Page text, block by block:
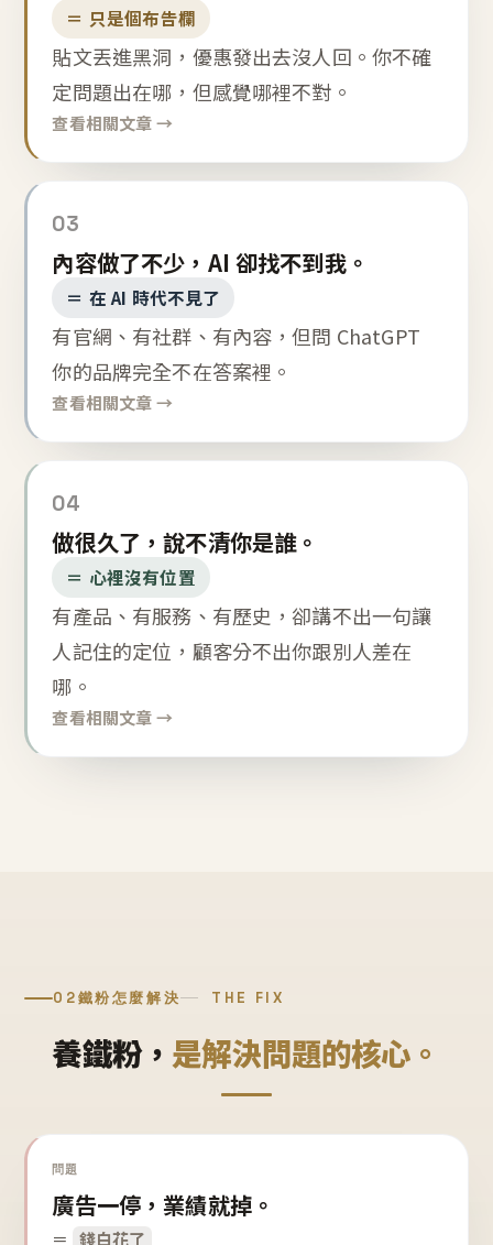
＝ 只是個布告欄
貼文丟進黑洞，優惠發出去沒人回。你不確
定問題出在哪，但感覺哪裡不對。
查看相關文章 →
03
內容做了不少，AI 卻找不到我。
＝ 在 AI 時代不見了
有官網、有社群、有內容，但問 ChatGPT
你的品牌完全不在答案裡。
查看相關文章 →
04
做很久了，說不清你是誰。
＝ 心裡沒有位置
有產品、有服務、有歷史，卻講不出一句讓
人記住的定位，顧客分不出你跟別人差在
哪。
查看相關文章 →
02鐵粉怎麼解決 THE FIX
養鐵粉， 是解決問題的核心。
問題
廣告一停，業績就掉。
＝ 錢白花了